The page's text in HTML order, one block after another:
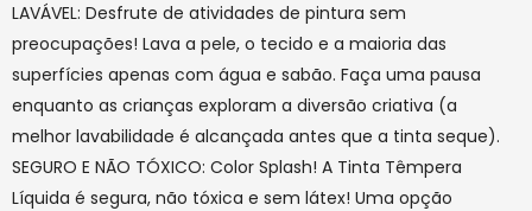
LAVÁVEL: Desfrute de atividades de pintura sem
preocupações! Lava a pele, o tecido e a maioria das
superfícies apenas com água e sabão. Faça uma pausa
enquanto as crianças exploram a diversão criativa (a
melhor lavabilidade é alcançada antes que a tinta seque).
SEGURO E NÃO TÓXICO: Color Splash! A Tinta Têmpera
Líquida é segura, não tóxica e sem látex! Uma opção